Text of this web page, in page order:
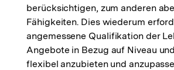
berücksichtigen, zum anderen
Fähigkeiten. Dies wiederum
angemessene Qualifikation der
Angebote in Bezug auf Niveau
flexibel anzubieten und